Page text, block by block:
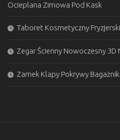
Ocieplana Zimowa Pod Kask
Taboret Kosmetyczny
Zegar Ścienny Nowoczesny 3D
Zamek Klapy Pokrywy